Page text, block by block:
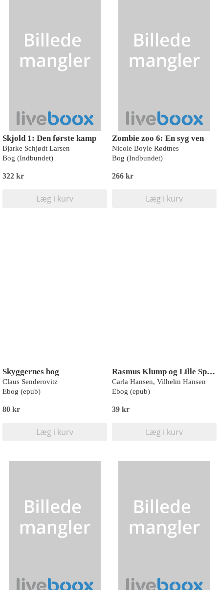
Skjold 1: Den første kamp
Bjarke Schjødt Larsen
Bog (Indbundet)
322 kr
Læg i kurv
Zombie zoo 6: En syg ven
Nicole Boyle Rødtnes
Bog (Indbundet)
266 kr
Læg i kurv
Skyggernes bog
Claus Senderovitz
Ebog (epub)
80 kr
Læg i kurv
Rasmus Klump og Lille Spøjs
Carla Hansen, Vilhelm Hansen
Ebog (epub)
39 kr
Læg i kurv